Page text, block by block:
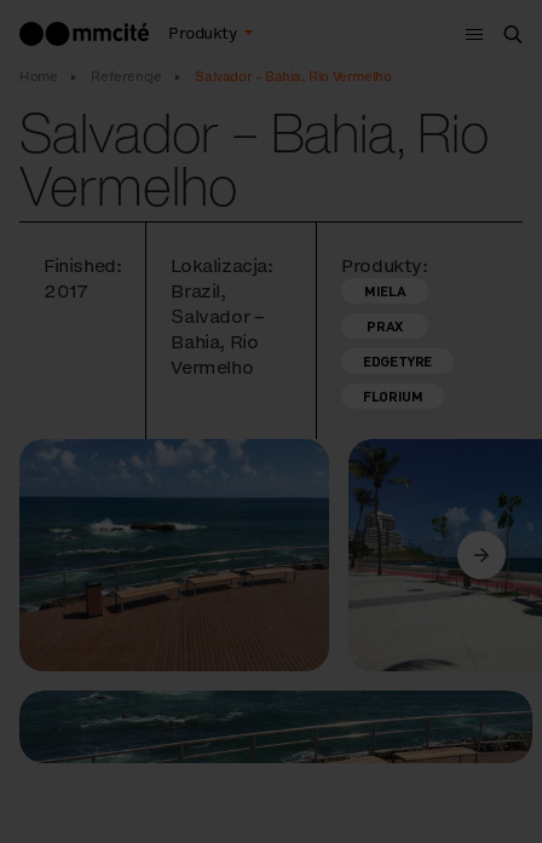
Produkty
Menu
Home Referencje Salvador – Bahia, Rio Vermelho
Salvador – Bahia, Rio
Vermelho
Finished:
2017
Lokalizacja:
Brazil,
Salvador –
Bahia, Rio
Vermelho
Produkty:
MIELA
PRAX
EDGETYRE
FLORIUM
Poprzedni